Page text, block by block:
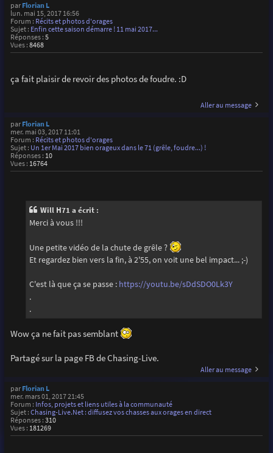
par Florian L
lun. mai 15, 2017 16:56
Forum : Récits et photos d'orages
Sujet : Enfin cette saison démarre ! 11 mai 2017...
Réponses : 5
Vues : 8468
ça fait plaisir de revoir des photos de foudre. :D
Aller au message
par Florian L
mer. mai 03, 2017 11:01
Forum : Récits et photos d'orages
Sujet : Un 1er Mai 2017 bien orageux dans le 71 (grêle, foudre...) !
Réponses : 10
Vues : 16764
Will H71 a écrit :
Merci à vous !!!
Une petite vidéo de la chute de grêle ?
Et regardez bien vers la fin, à 2'55, on voit une bel impact... ;-)
C'est là que ça se passe : https://youtu.be/sDdSDO0Lk3Y
.
.
Wow ça ne fait pas semblant
Partagé sur la page FB de Chasing-Live.
Aller au message
par Florian L
mer. mars 01, 2017 21:45
Forum : Infos, projets et liens utiles à la communauté
Sujet : Chasing-Live.Net : diffusez vos chasses aux orages en direct
Réponses : 310
Vues : 181269